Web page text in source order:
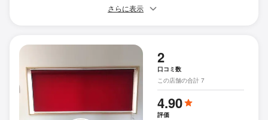
さらに表示
2
口コミ数
この店舗の合計 7
4.90
評価